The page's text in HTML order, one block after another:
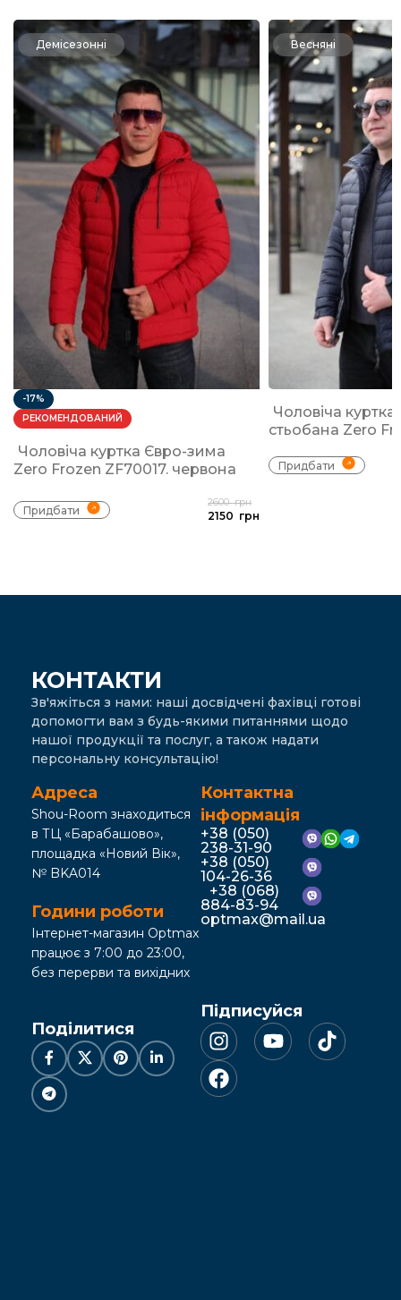
Демісезонні
-17%
РЕКОМЕНДОВАНИЙ
Чоловіча куртка Євро-зима
Zero Frozen ZF70017. червона
Придбати
2600грн
2150 грн
Весняні
Чоловіча
стьобана Zero
Придбати
КОНТАКТИ
Зв'яжіться з нами: наші досвідчені фахівці готові
допомогти вам з будь-якими питаннями щодо
нашої продукції та послуг, а також надати
персональну консультацію!
Адреса
Shou-Room знаходиться
в ТЦ «Барабашово»,
площадка «Новий Вік»,
№ BKA014
Години роботи
Інтернет-магазин Optmax
працює з 7:00 до 23:00,
без перерви та вихідних
Контактна
інформація
+38 (050)
238-31-90
+38 (050)
104-26-36
+38 (068)
884-83-94
optmax@mail.ua
Поділитися
Підписуйся